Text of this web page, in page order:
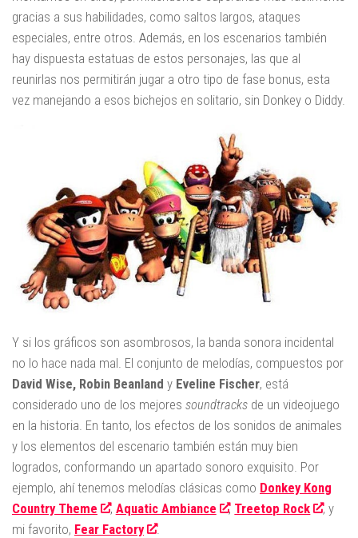
gracias a sus habilidades, como saltos largos, ataques
especiales, entre otros. Además, en los escenarios también
hay dispuesta estatuas de estos personajes, las que al
reunirlas nos permitirán jugar a otro tipo de fase bonus, esta
vez manejando a esos bichejos en solitario, sin Donkey o Diddy.
Y si los gráficos son asombrosos, la banda sonora incidental
no lo hace nada mal. El conjunto de melodías, compuestos por
David Wise, Robin Beanland y Eveline Fischer, está
considerado uno de los mejores soundtracks de un videojuego
en la historia. En tanto, los efectos de los sonidos de animales
y los elementos del escenario también están muy bien
logrados, conformando un apartado sonoro exquisito. Por
ejemplo, ahí tenemos melodías clásicas como Donkey Kong
Country Theme
, Aquatic Ambiance , Treetop Rock
, y
mi favorito, Fear Factory .